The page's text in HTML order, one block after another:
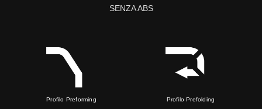
SENZA ABS
Profilo Preforming Profilo Prefolding